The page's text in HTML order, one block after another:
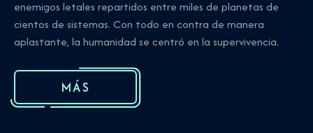
enemigos letales repartidos entre miles de planetas de
cientos de sistemas. Con todo en contra de manera
aplastante, la humanidad se centró en la supervivencia.
MÁS